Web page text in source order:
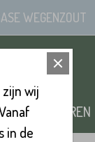
WEGENZOUT
BINNENVLOEREN
wij
in de